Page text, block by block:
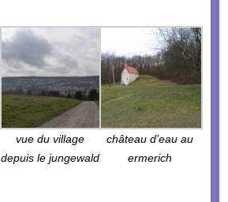
vue du village
depuis le jungewald
château d’eau au
ermerich